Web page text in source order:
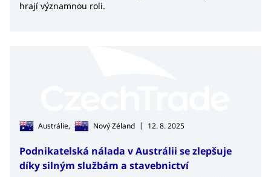
hrají významnou roli.
Austrálie, Nový Zéland | 12. 8. 2025
Podnikatelská nálada v Austrálii se zlepšuje
díky silným službám a stavebnictví